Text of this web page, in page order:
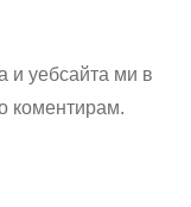
и уебсайта ми в
коментирам.